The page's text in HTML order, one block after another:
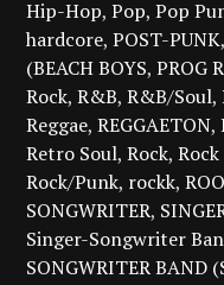
Hip-Hop Pop Pop
hardcore POST-PUNK
(BEACH BOYS PROG
Rock R&B R&B/Soul
Reggae REGGAETON
Retro Soul Rock
Rock/Punk rockk
SONGWRITER
Singer-Songwriter
SONGWRITER BAND